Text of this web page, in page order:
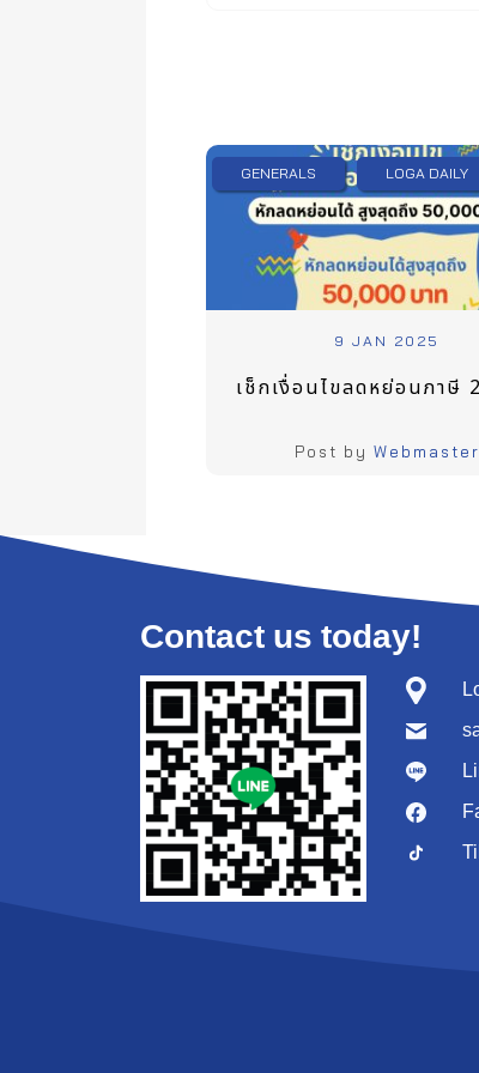
GENERALS LOGA DAILY
9 JAN 2025
Post byWebmaster